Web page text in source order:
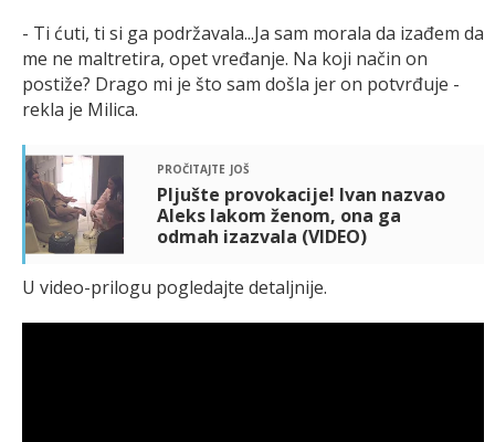
- Ti ćuti, ti si ga podržavala...Ja sam morala da izađem da
me ne maltretira, opet vređanje. Na koji način on
postiže? Drago mi je što sam došla jer on potvrđuje -
rekla je Milica.
pročitajte još
Pljušte provokacije! Ivan nazvao
Aleks lakom ženom, ona ga
odmah izazvala (VIDEO)
U video-prilogu pogledajte detaljnije.